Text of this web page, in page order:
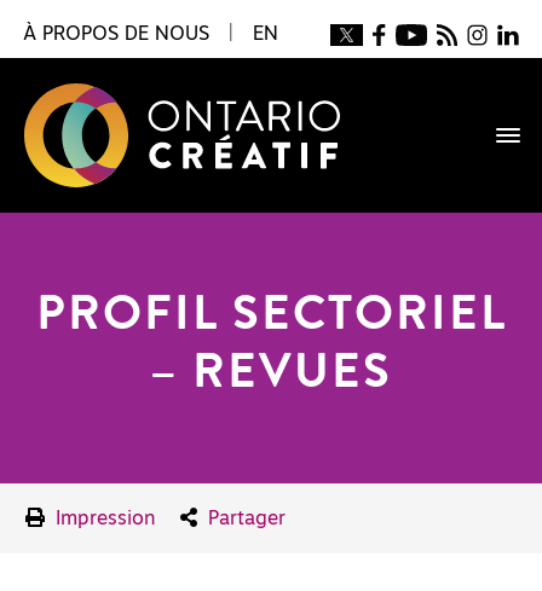
À PROPOS DE NOUS EN
PROFIL SECTORIEL
– REVUES
Impression Partager